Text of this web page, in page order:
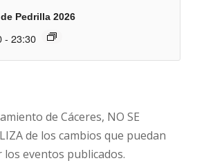
Pedrilla 2026
- 23:30
de Cáceres, NO SE
de los cambios que puedan
eventos publicados.